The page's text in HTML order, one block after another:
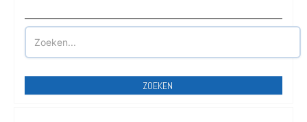
ZOEKEN